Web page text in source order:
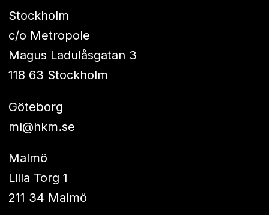
Stockholm
c/o Metropole
Magus Ladulåsgatan 3
118 63 Stockholm
Göteborg
ml@hkm.se
Malmö
Lilla Torg 1
211 34 Malmö